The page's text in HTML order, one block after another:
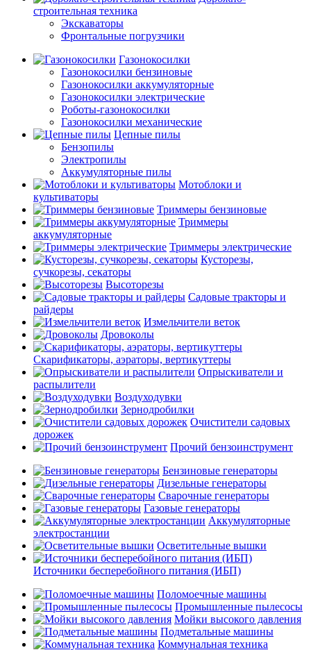
строительная техника
Экскаваторы
Фронтальные погрузчики
Газонокосилки
Газонокосилки бензиновые
Газонокосилки аккумуляторные
Газонокосилки электрические
Роботы-газонокосилки
Газонокосилки механические
Цепные пилы
Бензопилы
Электропилы
Аккумуляторные пилы
Мотоблоки и
культиваторы
Триммеры бензиновые
Триммеры
аккумуляторные
Триммеры электрические
Кусторезы,
сучкорезы, секаторы
Высоторезы
Садовые тракторы и
райдеры
Измельчители веток
Дровоколы
Скарификаторы, аэраторы, вертикуттеры
Опрыскиватели и
распылители
Воздуходувки
Зернодробилки
Очистители садовых
дорожек
Прочий бензоинструмент
Бензиновые генераторы
Дизельные генераторы
Сварочные генераторы
Газовые генераторы
Аккумуляторные
электростанции
Осветительные вышки
Источники бесперебойного питания (ИБП)
Поломоечные машины
Промышленные пылесосы
Мойки высокого давления
Подметальные машины
Коммунальная техника